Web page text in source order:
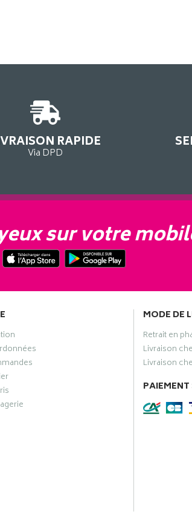
RAPIDE
Via DPD
sur votre
MODE DE
Retrait en
Livraison
Livraison
PAIEMENT